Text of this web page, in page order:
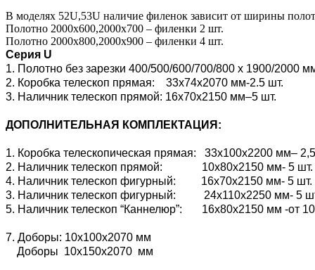
В моделях 52U,53U наличие филенок зависит от ширины
Полотно 2000х600,2000х700 – филенки 2 шт.
Полотно 2000х800,2000х900 – филенки 4 шт.
Серия U
1. Полотно без зарезки 400/500/600/700/800 x 1900/2000
2. Коробка телескоп прямая: 33х74х2070 мм-2.5 шт.
3. Наличник телескоп прямой: 16х70х2150 мм–5 шт.
ДОПОЛНИТЕЛЬНАЯ КОМПЛЕКТАЦИЯ:
1. Коробка телескопическая прямая: 33х100х2200 мм–
2. Наличник телескоп прямой: 10х80х2150 мм- 5 шт.
4. Наличник телескоп фигурный: 16х70х2150 мм- 5 шт.
3. Наличник телескоп фигурный: 24х110х2250 мм- 5
5. Наличник телескоп “Каннелюр”: 16х80х2150 мм -от
7. Доборы: 10х100х2070 мм
Доборы 10х150х2070 мм